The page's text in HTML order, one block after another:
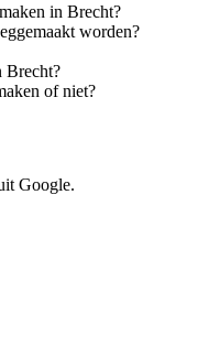
in Brecht?
worden?
Brecht?
of niet?
Google.